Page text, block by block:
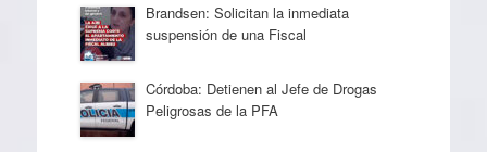
Brandsen: Solicitan la inmediata
suspensión de una Fiscal
Córdoba: Detienen al Jefe de Drogas
Peligrosas de la PFA